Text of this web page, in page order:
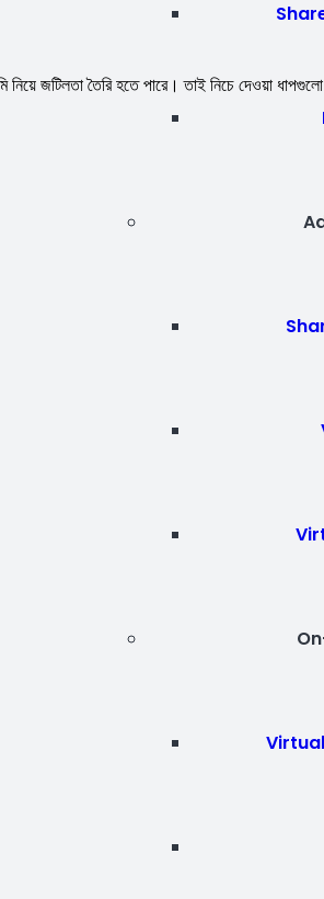
জটিলতা তৈরি হতে পারে। তাই নিচে দেওয়া